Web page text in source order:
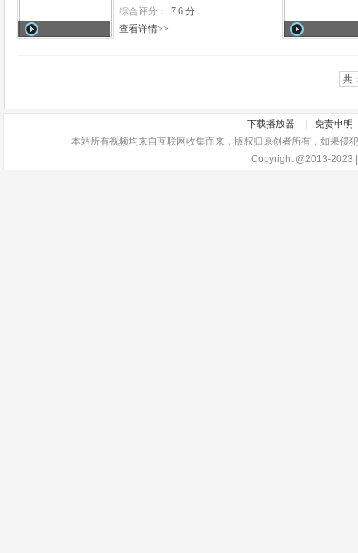
综合评分：
7.6 分
查看详情>>
共
下载播放器
免责申明
本站所有视频均来自互联网收集而来，版权归原创者所有，如果
Copyright @2013-2023